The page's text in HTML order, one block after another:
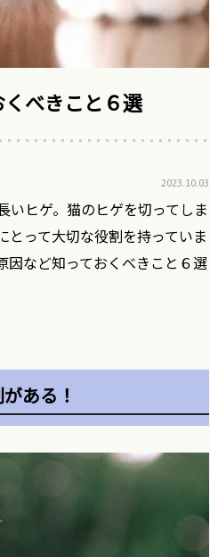
べきこと６選
2023.10.03
いヒゲ。猫のヒゲを切ってしま
とって大切な役割を持っていま
因など知っておくべきこと６選
ある！